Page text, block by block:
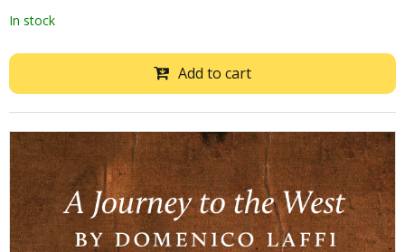
In stock
Add to cart